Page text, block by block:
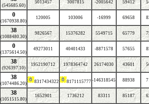
(545685.60)
5013457 3007815 -2005642 59412
0
(1670938.80)
120005 103006 -16999 69658
38
(1088480.30)
9826567 15376282 5549715 65779
0
(1375614.50)
49273011 40401433 -8871578 57655
38
(926397.10)
1952190712 1978364742 26174030 43601
38
(1074486.20) 8317434322 8171115777 -146318545 88938
38
(1051515.80)
1652901 1736212 83311 85187